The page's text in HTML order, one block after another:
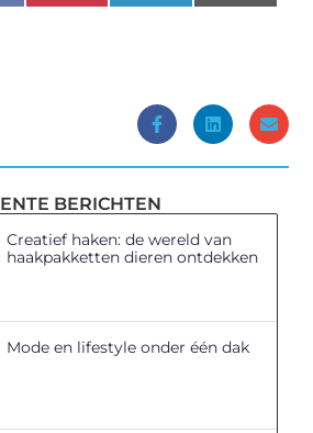
BERICHTEN
Creatief haken: de wereld van
haakpakketten dieren ontdekken
Mode en lifestyle onder één dak